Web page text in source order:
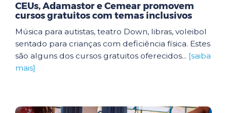
CEUs, Adamastor e Cemear promovem
cursos gratuitos com temas inclusivos
Música para autistas, teatro Down, libras, voleibol
sentado para crianças com deficiência física. Estes
são alguns dos cursos gratuitos oferecidos... [saiba
mais]